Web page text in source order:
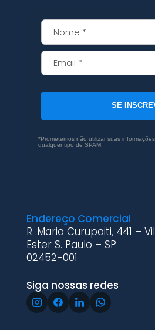
SE
*Prometemos não utilizar suas
qualquer tipo de SPAM.
Endereço Comercial
R. Maria Curupaiti, 441 –
Ester S. Paulo – SP
02452-001
Siga nossas redes